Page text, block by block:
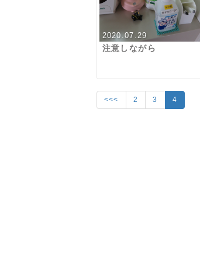
2020.07.29
注意しながら
<<< 2 3 4